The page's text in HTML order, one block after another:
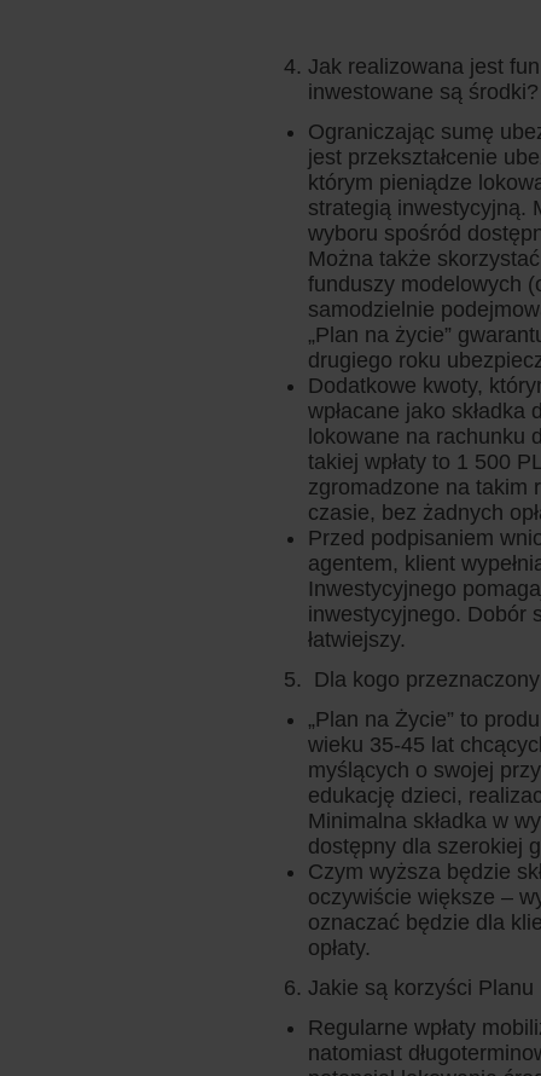
Jak realizowana jest
inwestowane są środki?
Ograniczając sumę
jest przekształcenie
którym pieniądze
strategią inwestycyjną.
wyboru spośród
Można także
funduszy modelowych
samodzielnie
„Plan na życie”
drugiego roku
Dodatkowe kwoty,
wpłacane jako
lokowane na rachunku
takiej wpłaty to 1 500
zgromadzone na takim
czasie, bez żadnych
Przed podpisaniem
agentem, klient
Inwestycyjnego
inwestycyjnego. Dobór
łatwiejszy.
Dla kogo
„Plan na Życie” to
wieku 35-45 lat
myślących o swojej
edukację dzieci,
Minimalna składka w
dostępny dla szerokiej
Czym wyższa będzie
oczywiście większe –
oznaczać będzie dla
opłaty.
Jakie są korzyści
Regularne wpłaty
natomiast